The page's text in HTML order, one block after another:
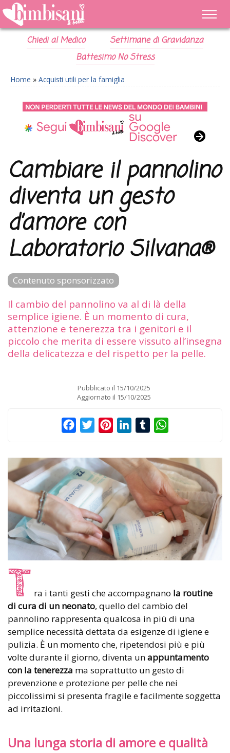
Chiedi al Medico
Settimane di Gravidanza
Battesimo No Stress
Home » Acquisti utili per la famiglia
Cambiare il pannolino
diventa un gesto
d’amore con
Laboratorio Silvana®
Contenuto sponsorizzato
Il cambio del pannolino va al di là della
semplice igiene. È un momento di cura,
attenzione e tenerezza tra i genitori e il
piccolo che merita di essere vissuto all’insegna
della delicatezza e del rispetto per la pelle.
Pubblicato il 15/10/2025
Aggiornato il 15/10/2025
FacebookTwitterPinterestLinkedInTumblr
T ra i tanti gesti che accompagnano la routine
di cura di un neonato, quello del cambio del
pannolino rappresenta qualcosa in più di una
semplice necessità dettata da esigenze di igiene e
pulizia. È un momento che, ripetendosi più e più
volte durante il giorno, diventa unappuntamento
con la tenerezza ma soprattutto un gesto di
prevenzione e protezione per pelle che nei
piccolissimi si presenta fragile e facilmente soggetta
ad irritazioni.
Una lunga storia di amore e qualità